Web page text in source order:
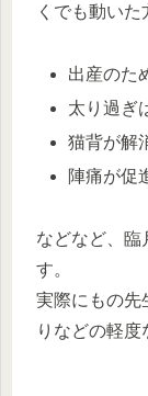
くでも動いた
出産のた
太り過ぎ
猫背が解
陣痛が促
などなど、臨
す。
実際にもの先
りなどの軽度